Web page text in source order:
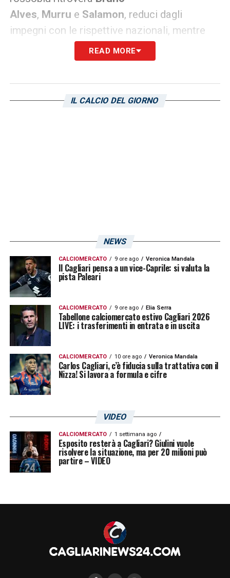
Alves, Murru e Salamon, reduci dagli
impegni con le rispettive nazionali, mentre
Ionita,in campo questa sera con
la sua Moldovain casa del Galles per la
READ MORE
IL CALCIO DEL GIORNO
NEWS
CALCIOMERCATO 9 ore ago Veronica Mandala
Il Cagliari pensa a un vice-Caprile: si valuta la
pista Paleari
CALCIOMERCATO 9 ore ago Elia Serra
Tabellone calciomercato estivo Cagliari 2026
LIVE: i trasferimenti in entrata e in uscita
CALCIOMERCATO 10 ore ago Veronica Mandala
Carlos Cagliari, c’è fiducia sulla trattativa con il
Nizza! Si lavora a formula e cifre
VIDEO
CALCIOMERCATO 1 settimana ago
Esposito resterà a Cagliari? Giulini vuole
risolvere la situazione, ma per 20 milioni può
partire – VIDEO